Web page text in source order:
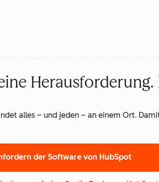
alles – und jeden – an einem Ort.
der Software von HubSpot